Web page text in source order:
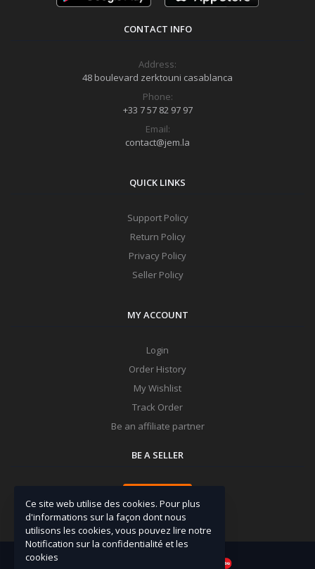
CONTACT INFO
Address:
48 boulevard zerktouni casablanca
Phone:
+33 7 57 82 97 97
Email:
contact@jem.la
QUICK LINKS
Support Policy
Return Policy
Privacy Policy
Seller Policy
MY ACCOUNT
Login
Order History
My Wishlist
Track Order
Be an affiliate partner
BE A SELLER
Ce site web utilise des cookies. Pour plus
d'informations sur la façon dont nous
utilisons les cookies, vous pouvez lire notre
Notification sur la confidentialité et les
cookies